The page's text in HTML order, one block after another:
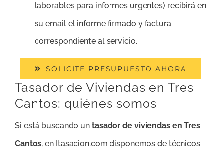
laborables para informes urgentes) recibirá en
su email el informe firmado y factura
correspondiente al servicio.
SOLICITE PRESUPUESTO AHORA
Tasador de Viviendas en Tres
Cantos: quiénes somos
Si está buscando un tasador de viviendas en Tres
Cantos, en Itasacion.com disponemos de técnicos